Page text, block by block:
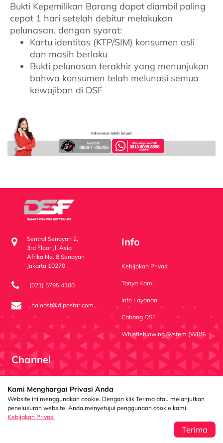
Bukti Kepemilikan Barang dapat diambil paling
cepat 1 hari setelah debitur melakukan
pelunasan, dengan syarat:​
Kartu identitas (KTP/SIM) konsumen asli
dan masih berlaku
Bukti pelunasan terakhir yang menunjukan
bahwa konsumen telah melunasi semua
kewajiban di DSF
Kami Menghargai Privasi Anda
Website ini menggunakan cookie. Dengan klik Terima atau melanjutkan
penelusuran website, Anda menyetujui penggunaan cookie kami.
Kebijakan Privasi
Terima
Sentral Senayan 2,
3rd Floor Jl. Asia
Afrika No. 8 Senayan
Jakarta 10270
(021) 5795 4100
halodsf@dipostar.com
Info
Kebijakan Privasi
Tanya Kami
Info Layanan
Cabang DSF
Whistleblowing System (WBS)
Channel